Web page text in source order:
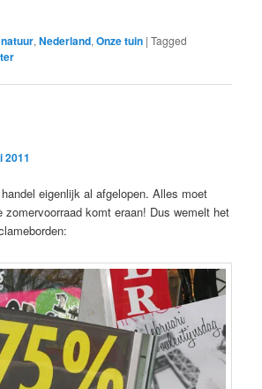
natuur,Nederland,Onze tuin |Tagged
2011
eigenlijk al afgelopen. Alles moet
zomervoorraad komt eraan! Dus wemelt het